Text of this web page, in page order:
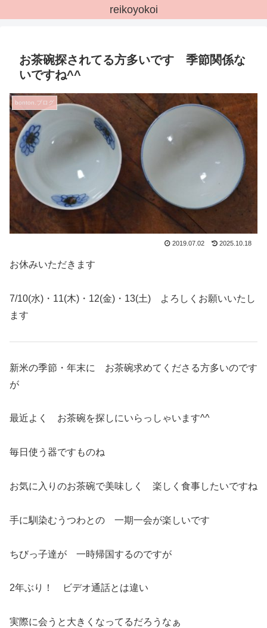
reikoyokoi
お茶碗探されてる方多いです 季節関係な
いですね^^
bonton.ブログ
2019.07.02 2025.10.18
お休みいただきます
7/10(水)・11(木)・12(金)・13(土) よろしくお願いいたし
ます
新米の季節・年末に お茶碗求めてくださる方多いのです
が
最近よく お茶碗を探しにいらっしゃいます^^
毎日使う器ですものね
お気に入りのお茶碗で美味しく 楽しく食事したいですね
手に馴染むうつわとの 一期一会が楽しいです
ちびっ子達が 一時帰国するのですが
2年ぶり！ ビデオ通話とは違い
実際に会うと大きくなってるだろうなぁ